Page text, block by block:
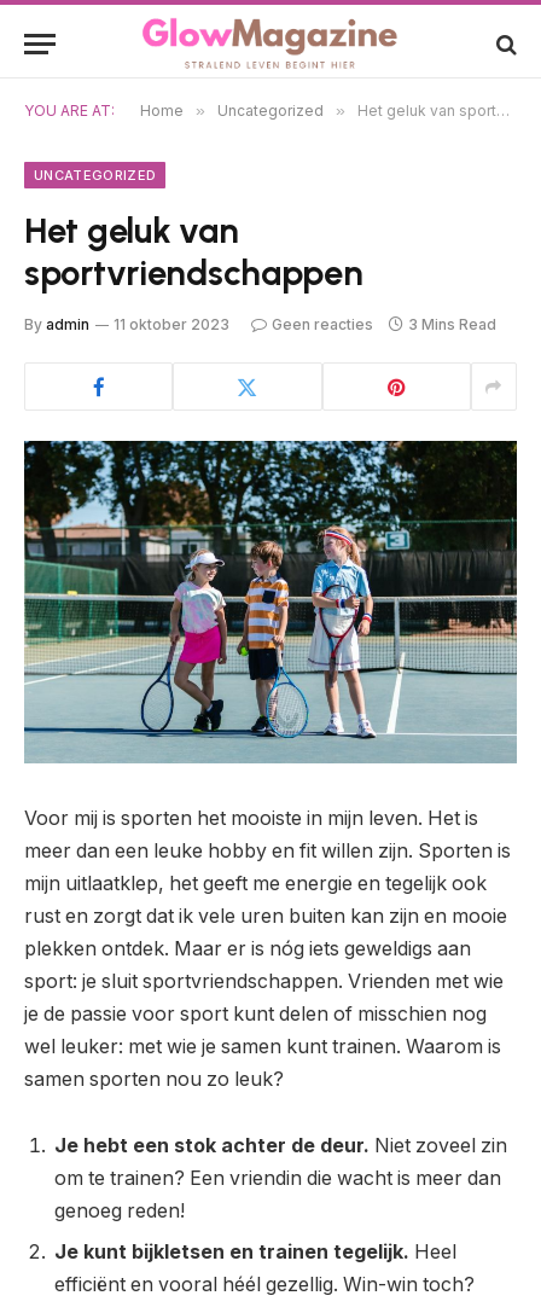
YOU ARE AT: Home » Uncategorized » Het geluk van sportvriendschappen
UNCATEGORIZED
Het geluk van
sportvriendschappen
By admin 11 oktober 2023 Geen reacties 3 Mins Read
Voor mij is sporten het mooiste in mijn leven. Het is
meer dan een leuke hobby en fit willen zijn. Sporten is
mijn uitlaatklep, het geeft me energie en tegelijk ook
rust en zorgt dat ik vele uren buiten kan zijn en mooie
plekken ontdek. Maar er is nóg iets geweldigs aan
sport: je sluit sportvriendschappen. Vrienden met wie
je de passie voor sport kunt delen of misschien nog
wel leuker: met wie je samen kunt trainen. Waarom is
samen sporten nou zo leuk?
Je hebt een stok achter de deur. Niet zoveel zin
om te trainen? Een vriendin die wacht is meer dan
genoeg reden!
Je kunt bijkletsen en trainen tegelijk. Heel
efficiënt en vooral héél gezellig. Win-win toch?